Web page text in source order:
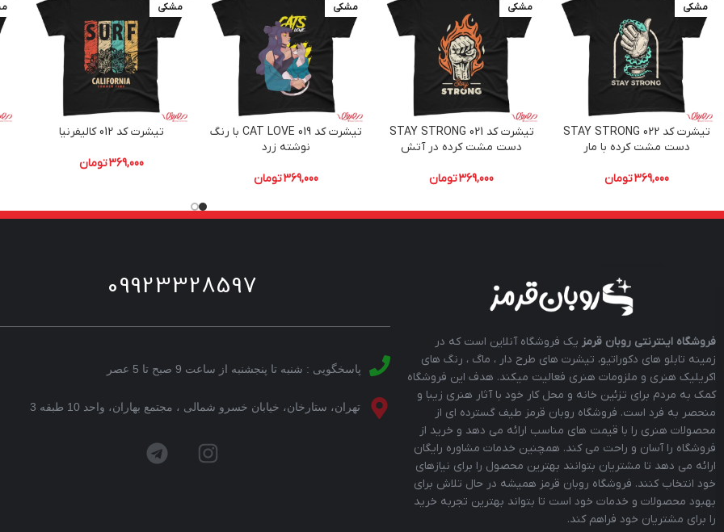
مشکی
تیشرت کد 022 STAY STRONG
دست مشت کرده با مار
369,000تومان
مشکی
تیشرت کد 021 STAY STRONG
دست مشت کرده در آتش
369,000تومان
مشکی
تیشرت کد 019 CAT LOVE با رنگ
نوشته زرد
369,000تومان
مشکی
تیشرت کد 012 کالیفرنیا
369,000تومان
فروشگاه اینترنتی روبان قرمز یک فروشگاه آنلاین است که در
زمینه تابلو های دکوراتیو، تیشرت های طرح دار ، ماگ ، رنگ های
اکریلیک هنری و ملزومات هنری فعالیت میکند. هدف این فروشگاه
کمک به مردم برای تزئین خانه و محل کار خود با آثار هنری زیبا و
منحصر به فرد است. فروشگاه روبان قرمز طیف گسترده ای از
محصولات هنری را با قیمت های مناسب ارائه می دهد و خرید از
فروشگاه را آسان و راحت می کند. همچنین خدمات مشاوره رایگان
ارائه می دهد تا مشتریان بتوانند بهترین محصول را برای نیازهای
خود انتخاب کنند. فروشگاه روبان قرمز همیشه در حال تلاش برای
بهبود محصولات و خدمات خود است تا بتواند بهترین تجربه خرید
را برای مشتریان خود فراهم کند.
09923328597
پاسخگویی : شنبه تا پنجشنبه از ساعت 9 صبح تا 5 عصر
تهران، ستارخان، خیابان خسرو شمالی ، مجتمع بهاران، واحد 10 طبقه 3